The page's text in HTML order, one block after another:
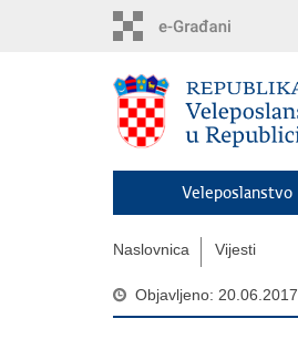
Veleposlanstvo
Naslovnica Vijesti
Objavljeno: 20.06.2017.